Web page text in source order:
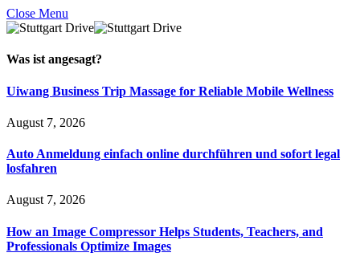
Close Menu
Was ist angesagt?
Uiwang Business Trip Massage for Reliable Mobile Wellness
August 7, 2026
Auto Anmeldung einfach online durchführen und sofort legal
losfahren
August 7, 2026
How an Image Compressor Helps Students, Teachers, and
Professionals Optimize Images